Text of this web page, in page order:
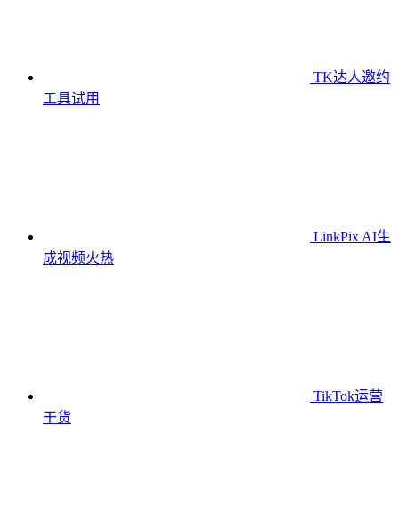
TK达人邀约
工具试用
LinkPix AI生
成视频火热
TikTok运营
干货